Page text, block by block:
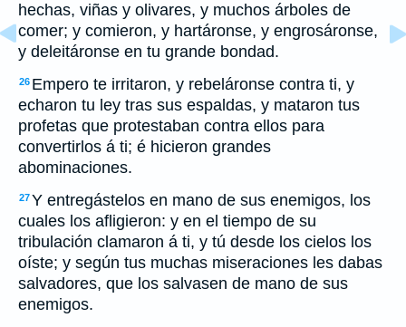
hechas, viñas y olivares, y muchos árboles de
comer; y comieron, y hartáronse, y engrosáronse,
y deleitáronse en tu grande bondad.
26 Empero te irritaron, y rebeláronse contra ti, y
echaron tu ley tras sus espaldas, y mataron tus
profetas que protestaban contra ellos para
convertirlos á ti; é hicieron grandes
abominaciones.
27Y entregástelos en mano de sus enemigos, los
cuales los afligieron: y en el tiempo de su
tribulación clamaron á ti, y tú desde los cielos los
oíste; y según tus muchas miseraciones les dabas
salvadores, que los salvasen de mano de sus
enemigos.